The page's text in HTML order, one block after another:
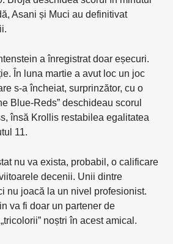
Asani și Muci au definitivat
a înregistrat doar eșecuri.
În luna martie a avut loc un joc
s-a încheiat, surprinzător, cu o
Blue-Reds” deschideau scorul
însă Krollis restabilea egalitatea
11.
nu va exista, probabil, o calificare
decenii. Unii dintre
nu joacă la un nivel profesionist.
va fi doar un partener de
noștri în acest amical.